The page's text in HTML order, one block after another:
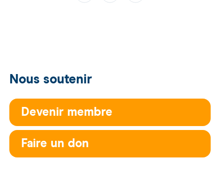
Nous soutenir
Devenir membre
Faire un don